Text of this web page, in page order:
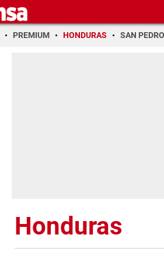
PREMIUM HONDURAS SAN PEDRO
Honduras